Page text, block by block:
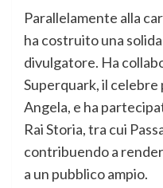
Parallelamente alla
ha costruito una
divulgatore. Ha
Superquark, il
Angela, e ha
Rai Storia, tra cui
contribuendo a
a un pubblico ampio.